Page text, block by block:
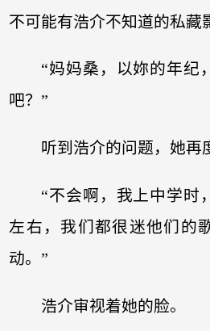
不可能有浩介不知道的私藏
“妈妈桑，以妳的年纪
吧？”
听到浩介的问题，她再
“不会啊，我上中学时
左右，我们都很迷他们的
动。”
浩介审视着她的脸。